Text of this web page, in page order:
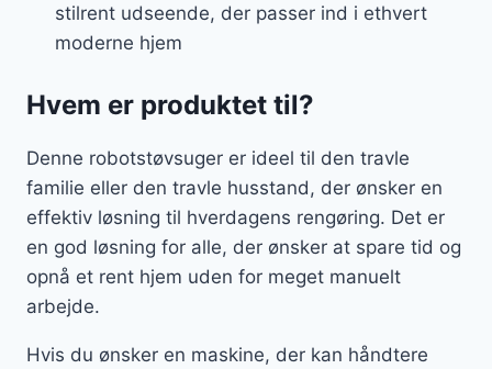
stilrent udseende, der passer ind i ethvert
moderne hjem
Hvem er produktet til?
Denne robotstøvsuger er ideel til den travle
familie eller den travle husstand, der ønsker en
effektiv løsning til hverdagens rengøring. Det er
en god løsning for alle, der ønsker at spare tid og
opnå et rent hjem uden for meget manuelt
arbejde.
Hvis du ønsker en maskine, der kan håndtere